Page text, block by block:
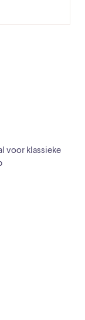
voor klassieke